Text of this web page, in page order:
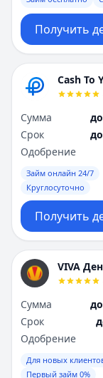
Получить
Cash To
Сумма
Срок
Одобрение
Займ онлайн 24/7
Круглосуточно
Получить
VIVA
Сумма
Срок
Одобрение
Для новых
Первый займ 0%